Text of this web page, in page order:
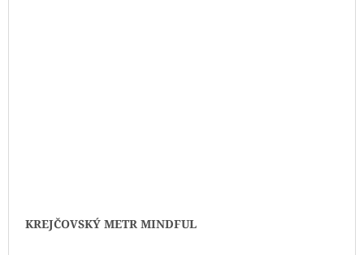
KREJČOVSKÝ METR MINDFUL